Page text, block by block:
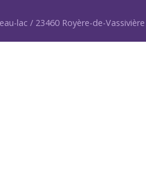
lac / 23460 Royère-de-Vassivière